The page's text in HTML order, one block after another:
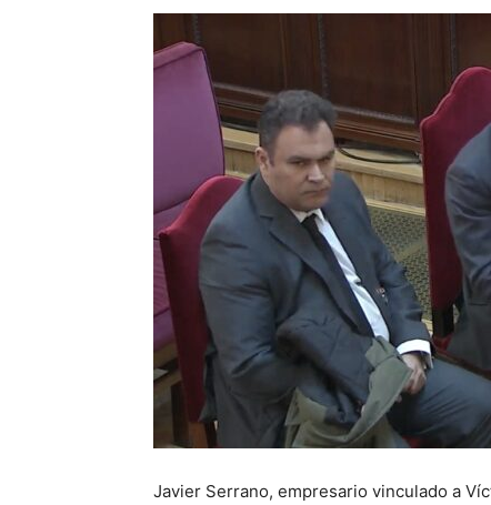
Javier Serrano, empresario vinculado a